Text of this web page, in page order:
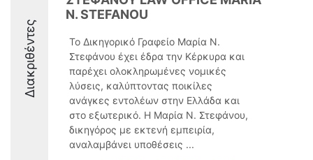
Διακριθέντες
N. STEFANOU
Το Δικηγορικό Γραφείο Μαρία Ν.
Στεφάνου έχει έδρα την Κέρκυρα και
παρέχει ολοκληρωμένες νομικές
λύσεις, καλύπτοντας ποικίλες
ανάγκες εντολέων στην Ελλάδα και
στο εξωτερικό. Η Μαρία Ν. Στεφάνου,
δικηγόρος με εκτενή εμπειρία,
αναλαμβάνει υποθέσεις ...